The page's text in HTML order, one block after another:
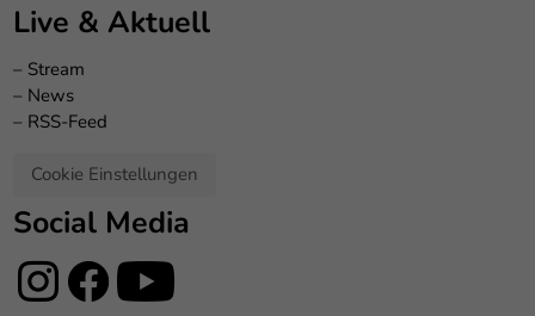
Live & Aktuell
– Stream
– News
– RSS-Feed
Cookie Einstellungen
Social Media